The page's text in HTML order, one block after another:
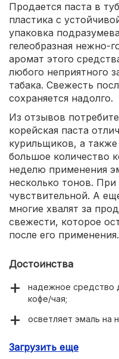
Продается паста в
пластика с
упаковка
гелеобразная нежно-
аромат этого
любого неприятного
табака. Свежесть
сохраняется надолго.
Из отзывов
корейская паста
курильщиков, а
большое количество
неделю применения
несколько тонов.
чувствительной. А
многие хвалят за
свежести, которое
после его применения.
Достоинства
надежное средство
кофе/чая;
осветляет эмаль на
зубов;
Загрузить еще